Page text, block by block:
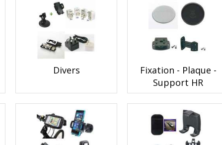
Divers
Fixation - Plaque -
Support HR